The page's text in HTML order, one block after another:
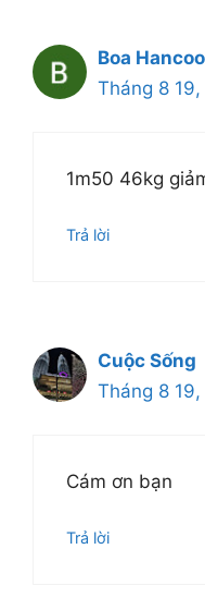
Boa
Tháng 8
1m50 46kg
Trả lời
Cuộc Sống
Tháng 8
Cám ơn bạn
Trả lời